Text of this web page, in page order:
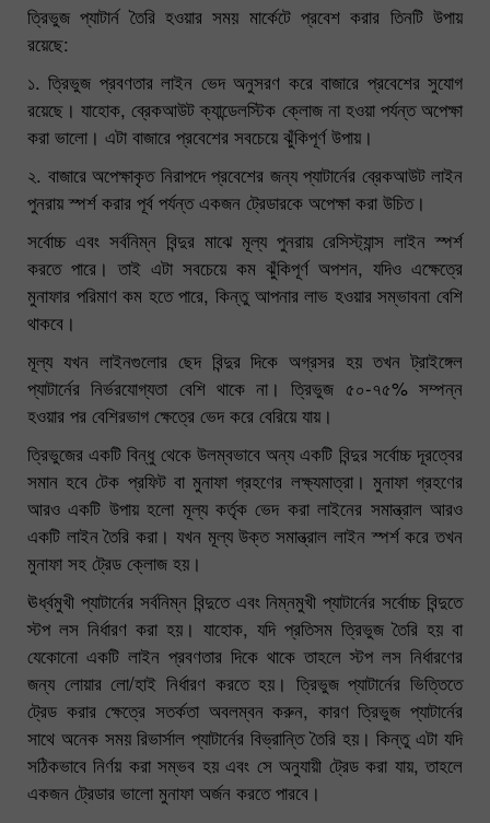
ত্রিভুজ প্যাটার্ন তৈরি হওয়ার সময় মার্কেটে প্রবেশ করার তিনটি উপায়
রয়েছে:
১. ত্রিভুজ প্রবণতার লাইন ভেদ অনুসরণ করে বাজারে প্রবেশের সুযোগ
রয়েছে। যাহোক, ব্রেকআউট ক্যান্ডেলস্টিক ক্লোজ না হওয়া পর্যন্ত অপেক্ষা
করা ভালো। এটা বাজারে প্রবেশের সবচেয়ে ঝুঁকিপূর্ণ উপায়।
২. বাজারে অপেক্ষাকৃত নিরাপদে প্রবেশের জন্য প্যাটার্নের ব্রেকআউট লাইন
পুনরায় স্পর্শ করার পূর্ব পর্যন্ত একজন ট্রেডারকে অপেক্ষা করা উচিত।
সর্বোচ্চ এবং সর্বনিম্ন বিন্দুর মাঝে মূল্য পুনরায় রেসিস্ট্যান্স লাইন স্পর্শ
করতে পারে। তাই এটা সবচেয়ে কম ঝুঁকিপূর্ণ অপশন, যদিও এক্ষেত্রে
মুনাফার পরিমাণ কম হতে পারে, কিন্তু আপনার লাভ হওয়ার সম্ভাবনা বেশি
থাকবে।
মূল্য যখন লাইনগুলোর ছেদ বিন্দুর দিকে অগ্রসর হয় তখন ট্রাইঙ্গেল
প্যাটার্নের নির্ভরযোগ্যতা বেশি থাকে না। ত্রিভুজ ৫০-৭৫% সম্পন্ন
হওয়ার পর বেশিরভাগ ক্ষেত্রে ভেদ করে বেরিয়ে যায়।
ত্রিভুজের একটি বিন্ধু থেকে উলম্বভাবে অন্য একটি বিন্দুর সর্বোচ্চ দূরত্বের
সমান হবে টেক প্রফিট বা মুনাফা গ্রহণের লক্ষ্যমাত্রা। মুনাফা গ্রহণের
আরও একটি উপায় হলো মূল্য কর্তৃক ভেদ করা লাইনের সমান্ত্রাল আরও
একটি লাইন তৈরি করা। যখন মূল্য উক্ত সমান্ত্রাল লাইন স্পর্শ করে তখন
মুনাফা সহ ট্রেড ক্লোজ হয়।
ঊর্ধ্বমুখী প্যাটার্নের সর্বনিম্ন বিন্দুতে এবং নিম্নমুখী প্যাটার্নের সর্বোচ্চ বিন্দুতে
স্টপ লস নির্ধারণ করা হয়। যাহোক, যদি প্রতিসম ত্রিভুজ তৈরি হয় বা
যেকোনো একটি লাইন প্রবণতার দিকে থাকে তাহলে স্টপ লস নির্ধারণের
জন্য লোয়ার লো/হাই নির্ধারণ করতে হয়। ত্রিভুজ প্যাটার্নের ভিত্তিতে
ট্রেড করার ক্ষেত্রে সতর্কতা অবলম্বন করুন, কারণ ত্রিভুজ প্যাটার্নের
সাথে অনেক সময় রিভার্সাল প্যাটার্নের বিভ্রান্তি তৈরি হয়। কিন্তু এটা যদি
সঠিকভাবে নির্ণয় করা সম্ভব হয় এবং সে অনুযায়ী ট্রেড করা যায়, তাহলে
একজন ট্রেডার ভালো মুনাফা অর্জন করতে পারবে।